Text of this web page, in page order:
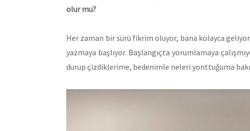
olur mu?
Her zaman bir sürü fikrim oluyor, bana kolayca
yazmaya başlıyor. Başlangıçta yorumlamaya
durup çizdiklerime, bedenimle neleri yonttuğuma